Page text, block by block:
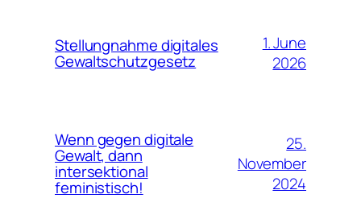
Stellungnahme digitales
Gewaltschutzgesetz
1. June
2026
Wenn gegen digitale
Gewalt, dann
intersektional
feministisch!
25.
November
2024